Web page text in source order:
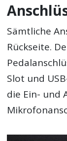
Sämtliche
Rückseite.
Slot und
die Ein- und